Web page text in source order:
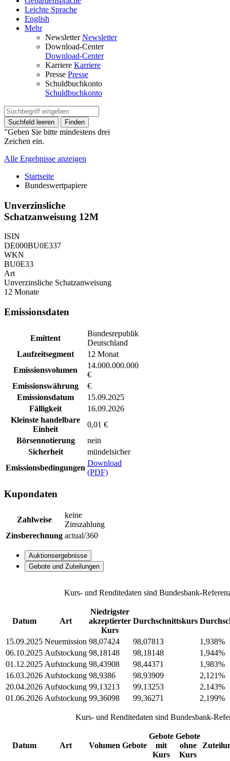
Leichte Sprache
English
Mehr
Newsletter Newsletter
Download-Center
Download-Center
Karriere Karriere
Presse Presse
Schuldbuchkonto
Schuldbuchkonto
Suchfeld leeren Finden
"Geben Sie bitte mindestens drei
Zeichen ein.
Alle Ergebnisse anzeigen
Startseite
Bundeswertpapiere
Unverzinsliche
Schatzanweisung 12M
ISIN
DE000BU0E337
WKN
BU0E33
Art
Unverzinsliche Schatzanweisung
12 Monate
Emissionsdaten
Emittent
Bundesrepublik
Deutschland
Laufzeitsegment
12 Monat
Emissionsvolumen
14.000.000.000
€
Emissionswährung
€
Emissionsdatum
15.09.2025
Fälligkeit
16.09.2026
Kleinste handelbare
Einheit
0,01 €
Börsennotierung
nein
Sicherheit
mündelsicher
Emissionsbedingungen
Download
(PDF)
Kupondaten
Zahlweise
keine
Zinszahlung
Zinsberechnung actual/360
Auktionsergebnisse
Gebote und Zuteilungen
Kurs- und Renditedaten sind Bundesbank-
Datum Art
Niedrigster
akzeptierter
Kurs
Durchschnittskurs
15.09.2025 Neuemission 98,07424 98,07813
1,938%
06.10.2025 Aufstockung 98,18148 98,18148
1,944%
01.12.2025 Aufstockung 98,43908 98,44371
1,983%
16.03.2026 Aufstockung 98,9386 98,93909
2,121%
20.04.2026 Aufstockung 99,13213 99,13253
2,143%
01.06.2026 Aufstockung 99,36098 99,36271 2,199%
Kurs- und Renditedaten sind Bundesbank-
Datum Art Volumen Gebote
Gebote
mit
Kurs
Gebote
ohne
Kurs